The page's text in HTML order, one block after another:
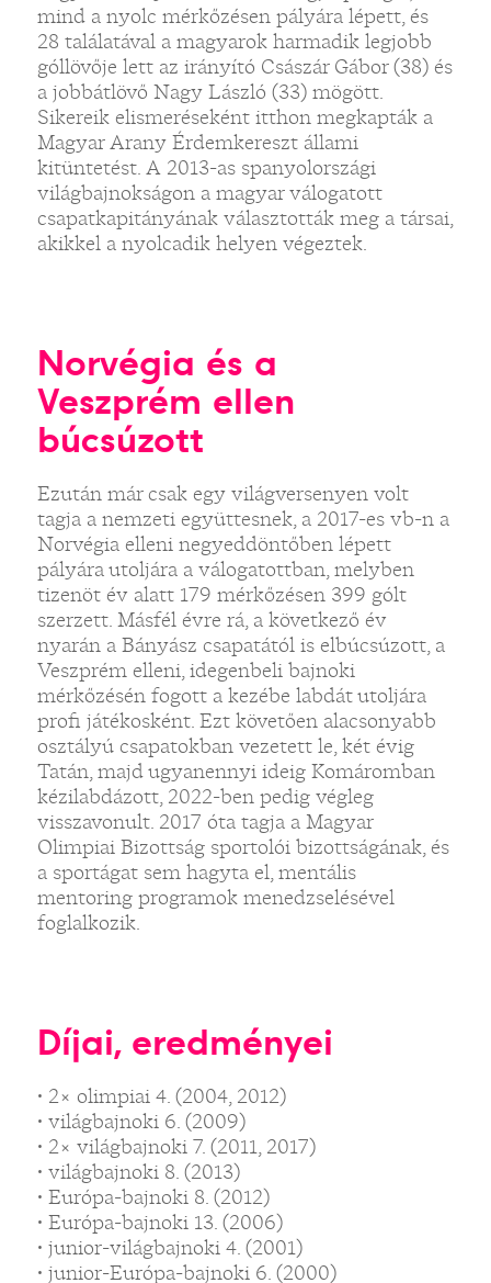
mind a nyolc mérkőzésen pályára lépett, és
28 találatával a magyarok harmadik legjobb
góllövője lett az irányító Császár Gábor (38) és
a jobbátlövő Nagy László (33) mögött.
Sikereik elismeréseként itthon megkapták a
Magyar Arany Érdemkereszt állami
kitüntetést. A 2013-as spanyolországi
világbajnokságon a magyar válogatott
csapatkapitányának választották meg a társai,
akikkel a nyolcadik helyen végeztek.
Norvégia és a
Veszprém ellen
búcsúzott
Ezután már csak egy világversenyen volt
tagja a nemzeti együttesnek, a 2017-es vb-n a
Norvégia elleni negyeddöntőben lépett
pályára utoljára a válogatottban, melyben
tizenöt év alatt 179 mérkőzésen 399 gólt
szerzett. Másfél évre rá, a következő év
nyarán a Bányász csapatától is elbúcsúzott, a
Veszprém elleni, idegenbeli bajnoki
mérkőzésén fogott a kezébe labdát utoljára
profi játékosként. Ezt követően alacsonyabb
osztályú csapatokban vezetett le, két évig
Tatán, majd ugyanennyi ideig Komáromban
kézilabdázott, 2022-ben pedig végleg
visszavonult. 2017 óta tagja a Magyar
Olimpiai Bizottság sportolói bizottságának, és
a sportágat sem hagyta el, mentális
mentoring programok menedzselésével
foglalkozik.
Díjai, eredményei
• 2× olimpiai 4. (2004, 2012)
• világbajnoki 6. (2009)
• 2× világbajnoki 7. (2011, 2017)
• világbajnoki 8. (2013)
• Európa-bajnoki 8. (2012)
• Európa-bajnoki 13. (2006)
• junior-világbajnoki 4. (2001)
• junior-Európa-bajnoki 6. (2000)